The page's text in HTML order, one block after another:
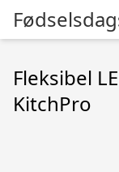
Fleksibel
KitchPro